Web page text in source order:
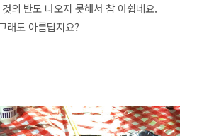
의 반도 나오지 못해서 참 아쉽네요.
래도 아름답지요?